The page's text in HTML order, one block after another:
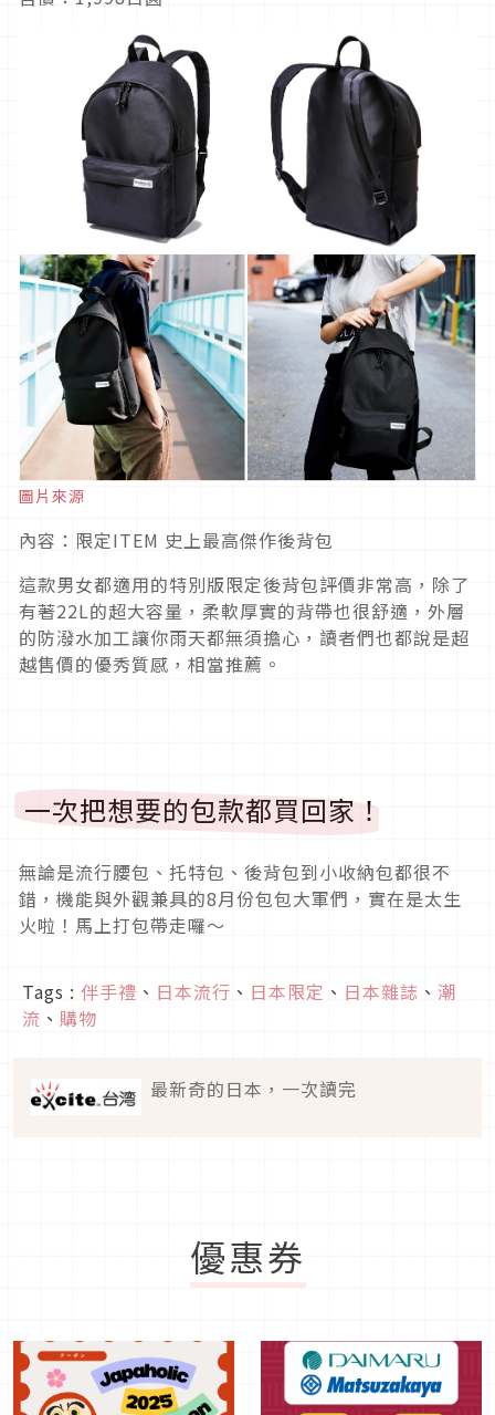
圖片來源
內容：限定ITEM 史上最高傑作後背包
這款男女都適用的特別版限定後背包評價非常高，除了
有著22L的超大容量，柔軟厚實的背帶也很舒適，外層
的防潑水加工讓你雨天都無須擔心，讀者們也都說是超
越售價的優秀質感，相當推薦。
一次把想要的包款都買回家！
無論是流行腰包、托特包、後背包到小收納包都很不
錯，機能與外觀兼具的8月份包包大軍們，實在是太生
火啦！馬上打包帶走囉～
Tags : 伴手禮 、 日本流行 、 日本限定 、 日本雜誌 、 潮
流 、 購物
最新奇的日本，一次讀完
優惠券